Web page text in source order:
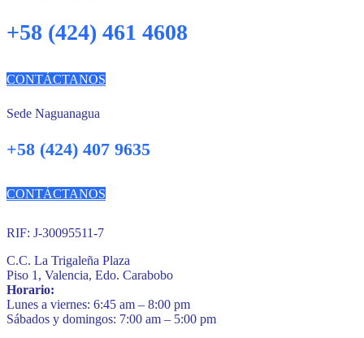
+58 (424) 461 4608
CONTÁCTANOS
Sede Naguanagua
+58 (424) 407 9635
CONTÁCTANOS
RIF: J-30095511-7
C.C. La Trigaleña Plaza
Piso 1, Valencia, Edo. Carabobo
Horario:
Lunes a viernes: 6:45 am – 8:00 pm
Sábados y domingos: 7:00 am – 5:00 pm